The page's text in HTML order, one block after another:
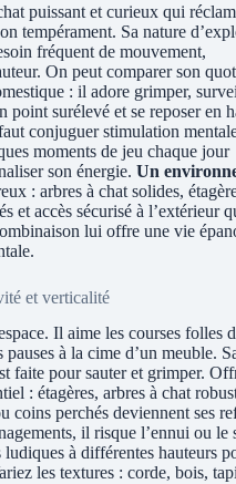
puissant et curieux qui
tempérament. Sa nature
fréquent de mouvement,
On peut comparer son
: il adore grimper,
point surélevé et se reposer en
conjuguer stimulation
moments de jeu chaque jour
son énergie. Un
: arbres à chat solides,
et accès sécurisé à l’extérieur
lui offre une vie
et verticalité
Il aime les courses folles
à la cime d’un meuble.
faite pour sauter et grimper.
: étagères, arbres à chat
coins perchés deviennent ses
il risque l’ennui ou le
ludiques à différentes hauteurs
les textures : corde, bois,